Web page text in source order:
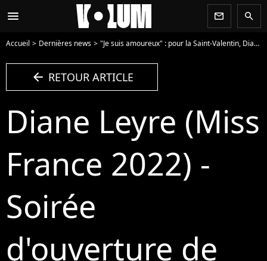
menu newsletter search
Accueil Dernières news "Je suis amoureux" : pour la Saint-Valentin, Diane Leyre se dévoile en lingerie sur Instagram, ses fans en redemandent
arrow_left RETOUR ARTICLE
Diane Leyre (Miss
France 2022) -
Soirée
d'ouverture de